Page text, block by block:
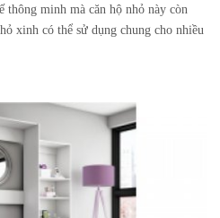
thông minh mà căn hộ nhỏ này còn
xinh có thể sử dụng chung cho nhiều